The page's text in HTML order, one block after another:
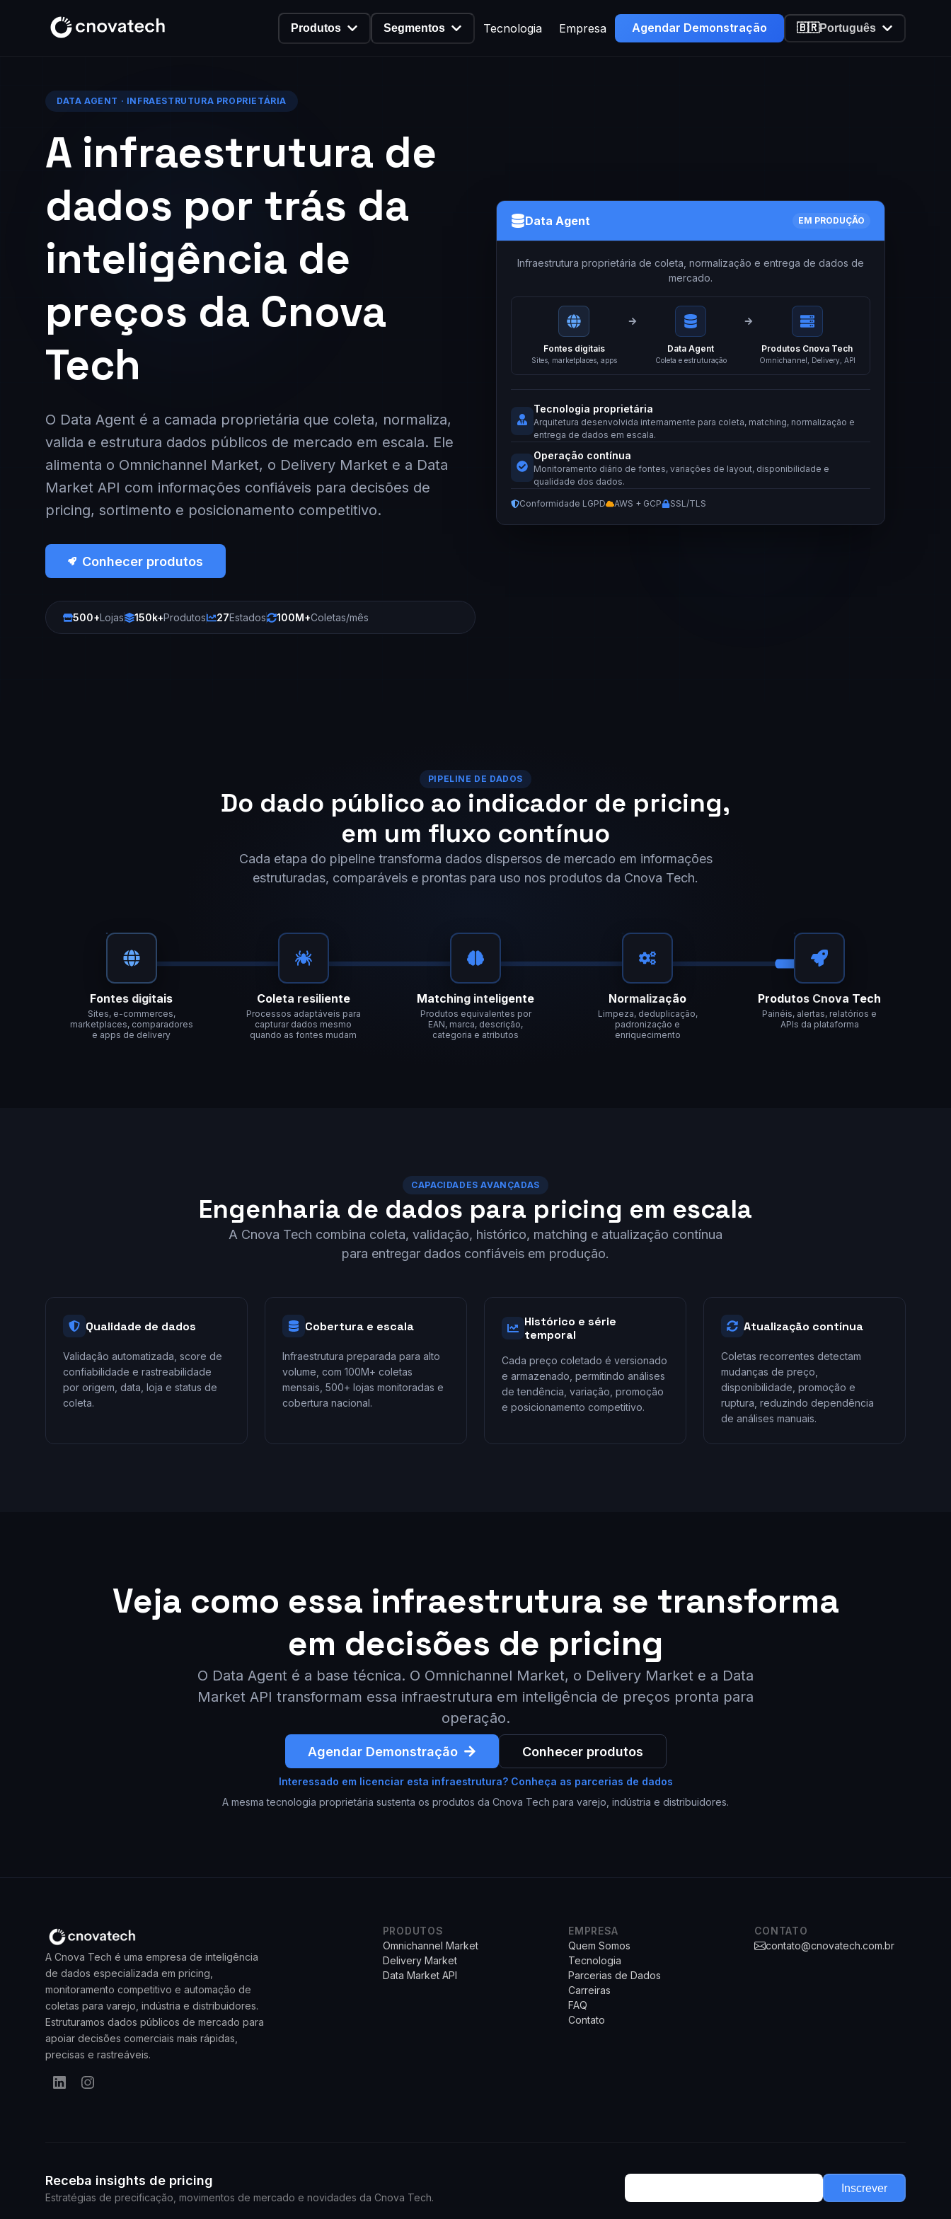
Produtos Segmentos Tecnologia Empresa Agendar Demonstração 🇧🇷Português
DATA AGENT · INFRAESTRUTURA PROPRIETÁRIA
A infraestrutura de
dados por trás da
inteligência de
preços da Cnova
Tech
O Data Agent é a camada proprietária que coleta, normaliza,
valida e estrutura dados públicos de mercado em escala. Ele
alimenta o Omnichannel Market, o Delivery Market e a Data
Market API com informações confiáveis para decisões de
pricing, sortimento e posicionamento competitivo.
Conhecer produtos
500+Lojas 150k+Produtos 27Estados 100M+Coletas/mês
Data Agent EM PRODUÇÃO
Infraestrutura proprietária de coleta, normalização e entrega de dados de
mercado.
Fontes digitais
Sites, marketplaces, apps
Data Agent
Coleta e estruturação
Produtos Cnova Tech
Omnichannel, Delivery, API
Tecnologia proprietária
Arquitetura desenvolvida internamente para coleta, matching, normalização e
entrega de dados em escala.
Operação contínua
Monitoramento diário de fontes, variações de layout, disponibilidade e
qualidade dos dados.
Conformidade LGPD AWS + GCP SSL/TLS
PIPELINE DE DADOS
Do dado público ao indicador de pricing,
em um fluxo contínuo
Cada etapa do pipeline transforma dados dispersos de mercado em informações
estruturadas, comparáveis e prontas para uso nos produtos da Cnova Tech.
Fontes digitais
Sites, e-commerces,
marketplaces, comparadores
e apps de delivery
Coleta resiliente
Processos adaptáveis para
capturar dados mesmo
quando as fontes mudam
Matching inteligente
Produtos equivalentes por
EAN, marca, descrição,
categoria e atributos
Normalização
Limpeza, deduplicação,
padronização e
enriquecimento
Produtos Cnova Tech
Painéis, alertas, relatórios e
APIs da plataforma
CAPACIDADES AVANÇADAS
Engenharia de dados para pricing em escala
A Cnova Tech combina coleta, validação, histórico, matching e atualização contínua
para entregar dados confiáveis em produção.
Qualidade de dados
Validação automatizada, score de
confiabilidade e rastreabilidade
por origem, data, loja e status de
coleta.
Cobertura e escala
Infraestrutura preparada para alto
volume, com 100M+ coletas
mensais, 500+ lojas monitoradas e
cobertura nacional.
Histórico e série
temporal
Cada preço coletado é versionado
e armazenado, permitindo análises
de tendência, variação, promoção
e posicionamento competitivo.
Atualização contínua
Coletas recorrentes detectam
mudanças de preço,
disponibilidade, promoção e
ruptura, reduzindo dependência
de análises manuais.
Veja como essa infraestrutura se transforma
em decisões de pricing
O Data Agent é a base técnica. O Omnichannel Market, o Delivery Market e a Data
Market API transformam essa infraestrutura em inteligência de preços pronta para
operação.
Agendar Demonstração Conhecer produtos
Interessado em licenciar esta infraestrutura? Conheça as parcerias de dados
A mesma tecnologia proprietária sustenta os produtos da Cnova Tech para varejo, indústria e distribuidores.
A Cnova Tech é uma empresa de inteligência
de dados especializada em pricing,
monitoramento competitivo e automação de
coletas para varejo, indústria e distribuidores.
Estruturamos dados públicos de mercado para
apoiar decisões comerciais mais rápidas,
precisas e rastreáveis.
PRODUTOS
Omnichannel Market
Delivery Market
Data Market API
EMPRESA
Quem Somos
Tecnologia
Parcerias de Dados
Carreiras
FAQ
Contato
CONTATO
contato@cnovatech.com.br
Receba insights de pricing
Estratégias de precificação, movimentos de mercado e novidades da Cnova Tech.
Inscrever